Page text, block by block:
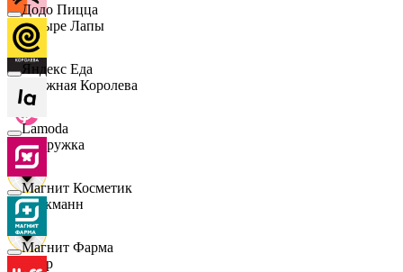
Четыре Лапы
Снежная Королева
Подружка
Стокманн
Cпар
Додо Пицца
Яндекс Еда
Lamoda
Магнит Косметик
Магнит Фарма